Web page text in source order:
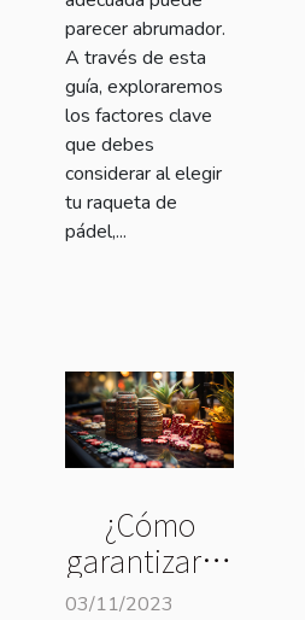
parecer abrumador.
A través de esta
guía, exploraremos
los factores clave
que debes
considerar al elegir
tu raqueta de
pádel,...
¿Cómo
garantizar el
juego
03/11/2023